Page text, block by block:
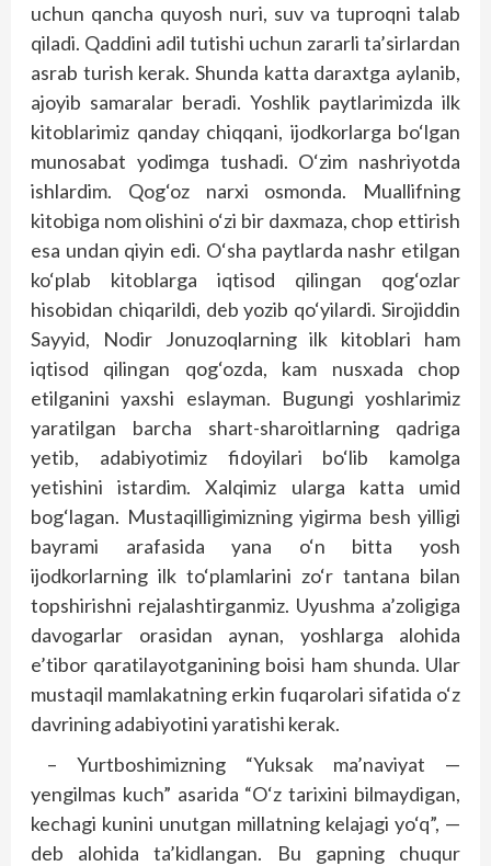
uchun qancha quyosh nuri, suv va tuproqni talab
qiladi. Qaddini adil tutishi uchun zararli ta’sirlardan
asrab turish kerak. Shunda katta daraxtga aylanib,
ajoyib samaralar beradi. Yoshlik paytlarimizda ilk
kitoblarimiz qanday chiqqani, ijodkorlarga bo‘lgan
munosabat yodimga tushadi. O‘zim nashriyotda
ishlardim. Qog‘oz narxi osmonda. Muallifning
kitobiga nom olishini o‘zi bir daxmaza, chop ettirish
esa undan qiyin edi. O‘sha paytlarda nashr etilgan
ko‘plab kitoblarga iqtisod qilingan qog‘ozlar
hisobidan chiqarildi, deb yozib qo‘yilardi. Sirojiddin
Sayyid, Nodir Jonuzoqlarning ilk kitoblari ham
iqtisod qilingan qog‘ozda, kam nusxada chop
etilganini yaxshi eslayman. Bugungi yoshlarimiz
yaratilgan barcha shart-sharoitlarning qadriga
yetib, adabiyotimiz fidoyilari bo‘lib kamolga
yetishini istardim. Xalqimiz ularga katta umid
bog‘lagan. Mustaqilligimizning yigirma besh yilligi
bayrami arafasida yana o‘n bitta yosh
ijodkorlarning ilk to‘plamlarini zo‘r tantana bilan
topshirishni rejalashtirganmiz. Uyushma a’zoligiga
davogarlar orasidan aynan, yoshlarga alohida
e’tibor qaratilayotganining boisi ham shunda. Ular
mustaqil mamlakatning erkin fuqarolari sifatida o‘z
davrining adabiyotini yaratishi kerak.
– Yurtboshimizning “Yuksak ma’naviyat —
yengilmas kuch” asarida “O‘z tarixini bilmaydigan,
kechagi kunini unutgan millatning kelajagi yo‘q”, —
deb alohida ta’kidlangan. Bu gapning chuqur